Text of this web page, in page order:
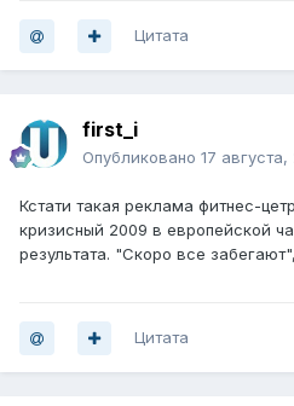
Цитата
first_i
Опубликовано 17 августа,
Кстати такая реклама фитнес-
кризисный 2009 в европейской
результата. "Скоро все
Цитата